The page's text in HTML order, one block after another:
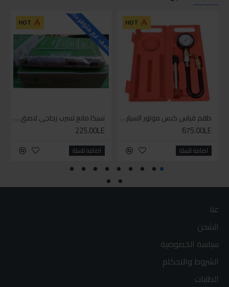
HOT
طقم قياس كبس موتور السياره 3 ق
675.00LE
اضافة للسلة
HOT للاسف غير متوفر حاليا
سيكا مانع تسرب زجاجي لاصق اسود 600 مل
225.00LE
اضافة للسلة
عنا
الشحن
سياسة الخصوصية
الشروط والاحكام
الطلبات